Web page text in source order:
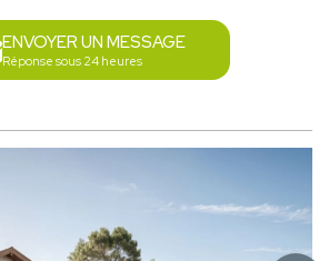
ENVOYER UN MESSAGE
Réponse sous 24 heures